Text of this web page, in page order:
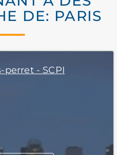
DE: PARIS
- SCPI